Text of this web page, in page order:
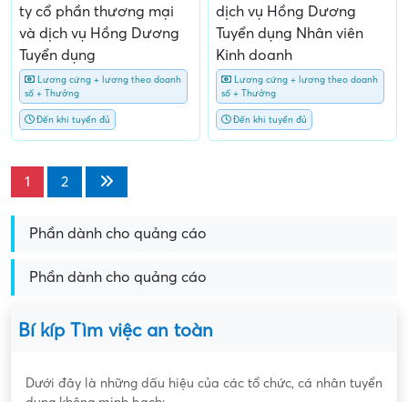
ty cổ phần thương mại
và dịch vụ Hồng Dương
Tuyển dụng
Lương cứng + lương theo doanh
số + Thưởng
Đến khi tuyển đủ
dịch vụ Hồng Dương
Tuyển dụng Nhân viên
Kinh doanh
Lương cứng + lương theo doanh
số + Thưởng
Đến khi tuyển đủ
1 2
Phần dành cho quảng cáo
Phần dành cho quảng cáo
Bí kíp Tìm việc an toàn
Dưới đây là những dấu hiệu của các tổ chức, cá nhân tuyển